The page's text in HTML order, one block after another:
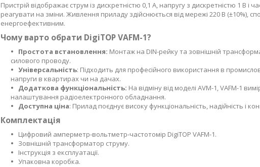
Пристрій відображає струм із дискретністю 0,1 А, напругу з дискретністю 1 В
реагувати на зміни. Живлення приладу здійснюється від мережі 220 В (±10%),
енергоефективним.
Чому варто обрати DigiTOP VAFM-1?
Простота встановлення: Монтаж на DIN-рейку та зовнішній
силового проводу.
Універсальність: Підходить для професійного використання в
напруги в квартирах чи на дачах.
Додаткова функціональність: На відміну від моделі AVM-1, VAFM-1
налаштування радіоелектронного обладнання.
Доступна ціна: Прилад поєднує високу функціональність, надійність і
Комплектація
Цифровий амперметр-вольтметр-частотомір DigiTOP VAFM-1.
Зовнішній трансформатор струму.
Інструкція з експлуатації.
Упаковна коробка.